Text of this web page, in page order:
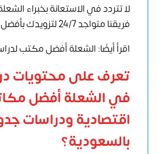
لا تتردد في الاستعانة بخبراء
فريقنا متواجد 24/7 لتزويدك بأفضل الخدمات.
اقرأ أيضًا: الشعلة أفضل مكتب
تعرف على محتويات
في الشعلة أفضل
اقتصادية ودراسات
بالسعودية؟